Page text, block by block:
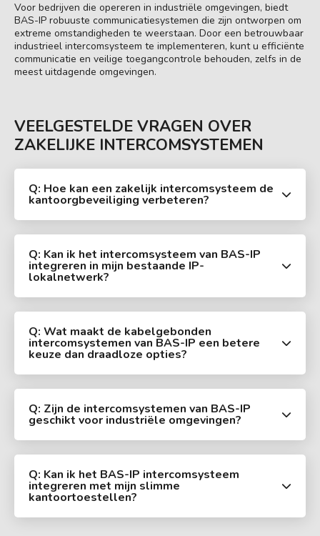
Voor bedrijven die opereren in industriële omgevingen, biedt
BAS-IP robuuste communicatiesystemen die zijn ontworpen om
extreme omstandigheden te weerstaan. Door een betrouwbaar
industrieel intercomsysteem te implementeren, kunt u efficiënte
communicatie en veilige toegangcontrole behouden, zelfs in de
meest uitdagende omgevingen.
VEELGESTELDE VRAGEN OVER
ZAKELIJKE INTERCOMSYSTEMEN
Q: Hoe kan een zakelijk intercomsysteem de
kantoorgbeveiliging verbeteren?
Q: Kan ik het intercomsysteem van BAS-IP
integreren in mijn bestaande IP-
lokalnetwerk?
Q: Wat maakt de kabelgebonden
intercomsystemen van BAS-IP een betere
keuze dan draadloze opties?
Q: Zijn de intercomsystemen van BAS-IP
geschikt voor industriële omgevingen?
Q: Kan ik het BAS-IP intercomsysteem
integreren met mijn slimme
kantoortoestellen?